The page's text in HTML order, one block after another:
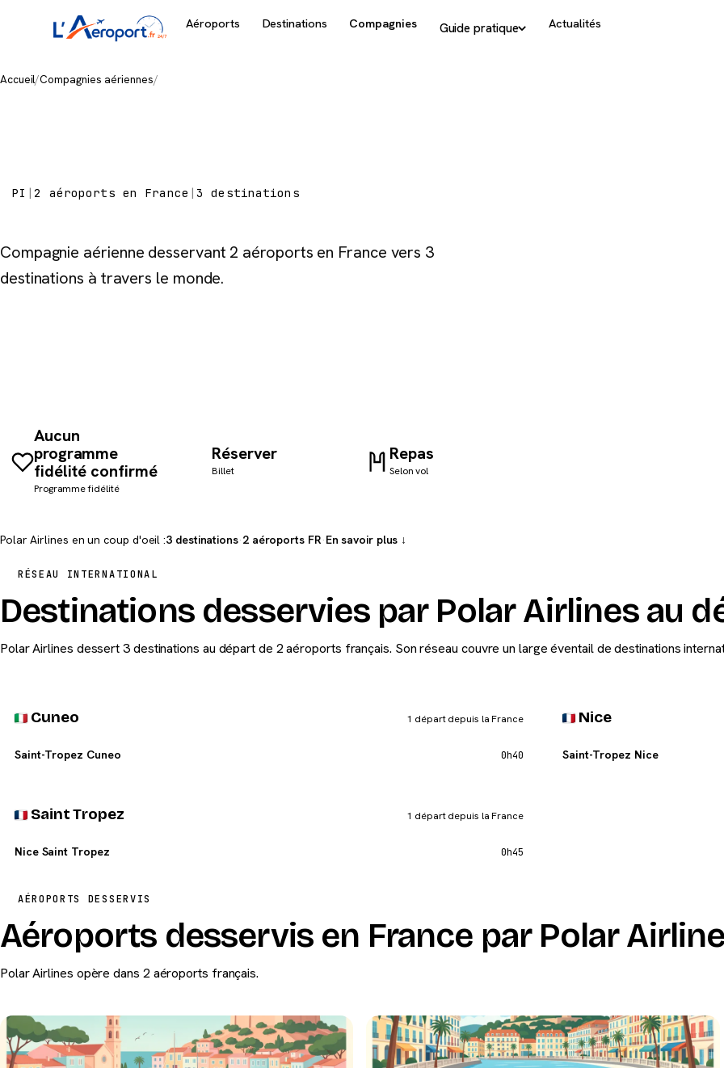
Aéroports Destinations Compagnies Guide pratique Actualités
Accueil/Compagnies aériennes/
PI |2 aéroports en France |3 destinations
Compagnie aérienne desservant 2 aéroports en France vers 3
destinations à travers le monde.
Aucun
programme
fidélité confirmé
Programme fidélité
Réserver
Billet
Repas
Selon vol
Polar Airlines en un coup d'oeil :3 destinations·2 aéroports FR·En savoir plus ↓
RÉSEAU INTERNATIONAL
Destinations desservies par Polar Airlines au
Polar Airlines dessert 3 destinations au départ de 2 aéroports français. Son réseau couvre un large éventail de destinations
Cuneo 1 départ depuis la France
Saint-Tropez Cuneo 0h40
Saint Tropez 1 départ depuis la France
Nice Saint Tropez 0h45
Nice
Saint-Tropez Nice
AÉROPORTS DESSERVIS
Aéroports desservis en France par Polar
Polar Airlines opère dans 2 aéroports français.